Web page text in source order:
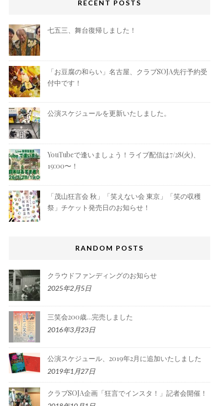
RECENT POSTS
七五三、舞台復帰しました！
「お豆腐の和らい」名古屋、クラブSOJA先行予約受
付中です！
公演スケジュールを更新いたしました。
YouTubeで逢いましょう！ライブ配信は7/28(火)、
19:00〜！
「茂山狂言会 秋」「笑えない会 東京」「笑の収穫
祭」チケット発売日のお知らせ！
RANDOM POSTS
クラウドファンディングのお知らせ
2025年2月5日
三笑会200歳…完売しました
2016年3月23日
公演スケジュール、2019年2月に追加いたしました
2019年1月27日
クラブSOJA企画「狂言でインスタ！」記者会開催！